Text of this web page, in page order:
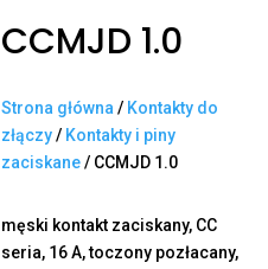
CCMJD 1.0
Strona główna / Kontakty do
złączy/ Kontakty i piny
zaciskane/ CCMJD 1.0
męski kontakt zaciskany, CC
seria, 16 A, toczony pozłacany,